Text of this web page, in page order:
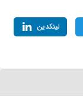
لینکدین